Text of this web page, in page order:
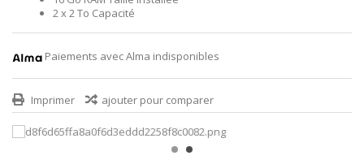
2 x 2 To Capacité
Paiements avec Alma indisponibles
Imprimer ajouter pour comparer